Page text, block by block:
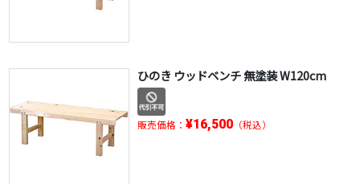
ひのき ウッドベンチ 無塗装 W120cm
販売価格： ¥16,500（税込）